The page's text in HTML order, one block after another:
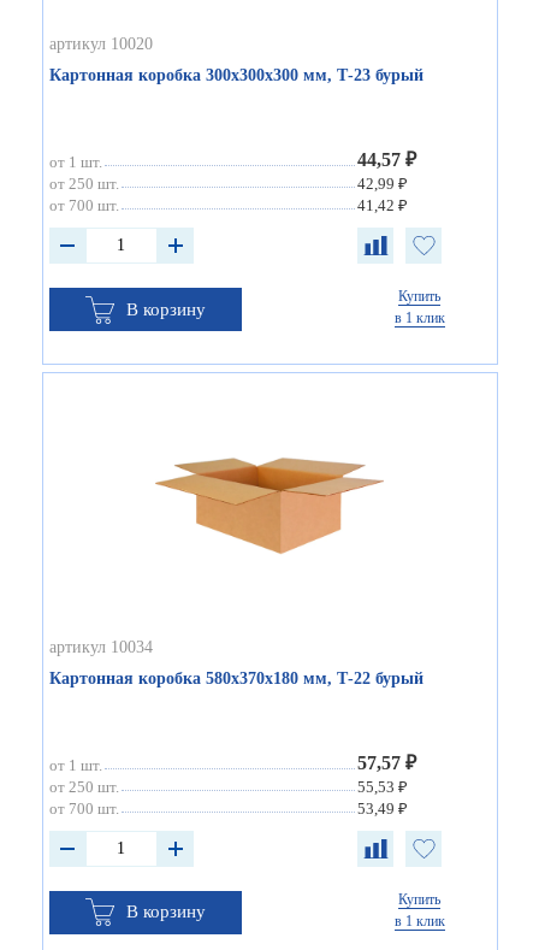
артикул 10020
Картонная коробка 300х300х300 мм, Т-23 бурый
от 1 шт. 44,57 ₽
от 250 шт.
42,99 ₽
от 700 шт.
41,42 ₽
В корзину
Купить
в 1 клик
артикул 10034
Картонная коробка 580х370х180 мм, Т-22 бурый
от 1 шт. 57,57 ₽
от 250 шт.
55,53 ₽
от 700 шт.
53,49 ₽
В корзину
Купить
в 1 клик